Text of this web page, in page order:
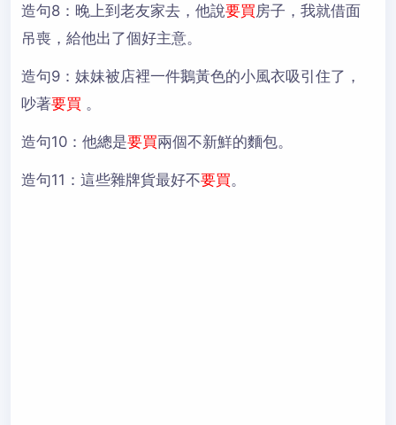
造句8： 晚上到老友家去，他說要買房子，我就借面
吊喪，給他出了個好主意。
造句9： 妹妹被店裡一件鵝黃色的小風衣吸引住了，
吵著要買 。
造句10： 他總是要買兩個不新鮮的麵包。
造句11： 這些雜牌貨最好不要買。